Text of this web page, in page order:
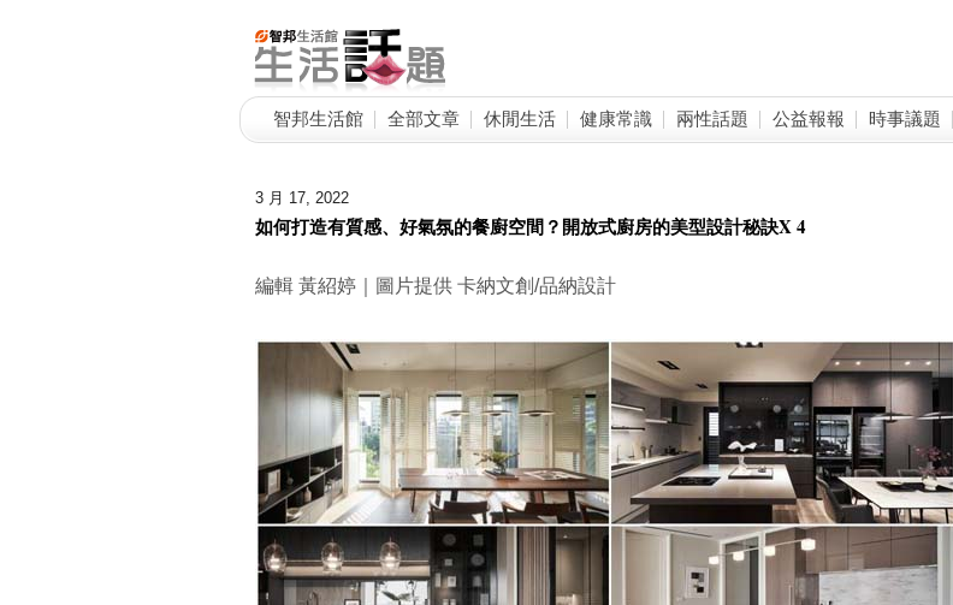
智邦生活館 全部文章 休閒生活 健康常識 兩性話題 公益報報 時事議題
3 月 17, 2022
如何打造有質感、好氣氛的餐廚空間？開放式廚房的美型設計秘訣X 4
編輯 黃紹婷｜圖片提供 卡納文創/品納設計